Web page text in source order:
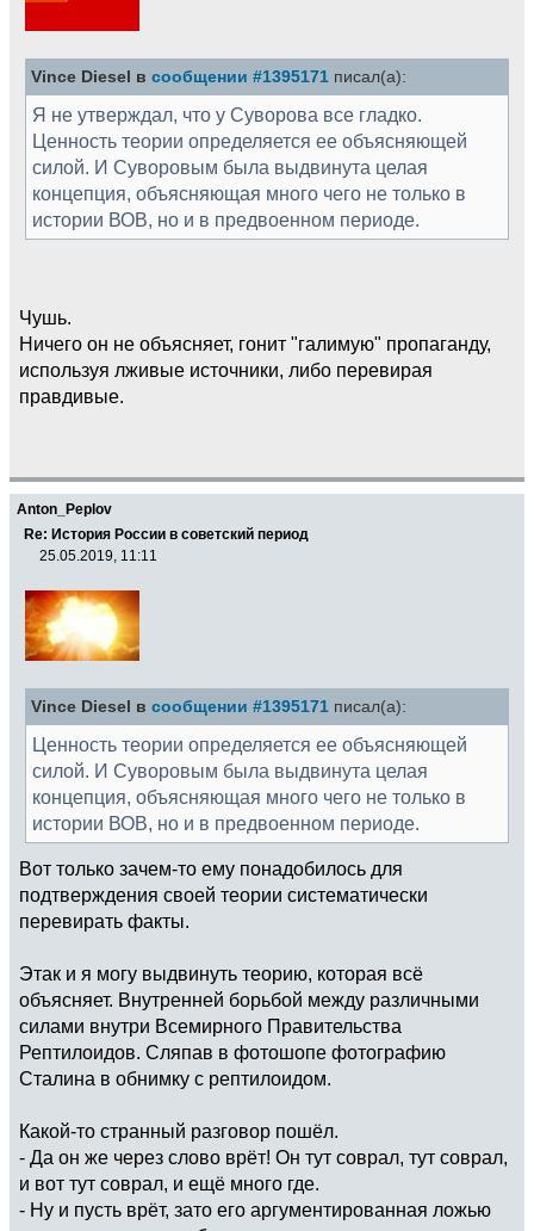
Vince Diesel в сообщении #1395171 писал(а):
Я не утверждал, что у Суворова все гладко.
Ценность теории определяется ее объясняющей
силой. И Суворовым была выдвинута целая
концепция, объясняющая много чего не только в
истории ВОВ, но и в предвоенном периоде.
Чушь.
Ничего он не объясняет, гонит "галимую" пропаганду,
используя лживые источники, либо перевирая
правдивые.
Anton_Peplov
Re: История России в советский период
25.05.2019, 11:11
Vince Diesel в сообщении #1395171 писал(а):
Ценность теории определяется ее объясняющей
силой. И Суворовым была выдвинута целая
концепция, объясняющая много чего не только в
истории ВОВ, но и в предвоенном периоде.
Вот только зачем-то ему понадобилось для
подтверждения своей теории систематически
перевирать факты.
Этак и я могу выдвинуть теорию, которая всё
объясняет. Внутренней борьбой между различными
силами внутри Всемирного Правительства
Рептилоидов. Сляпав в фотошопе фотографию
Сталина в обнимку с рептилоидом.
Какой-то странный разговор пошёл.
- Да он же через слово врёт! Он тут соврал, тут соврал,
и вот тут соврал, и ещё много где.
- Ну и пусть врёт, зато его аргументированная ложью